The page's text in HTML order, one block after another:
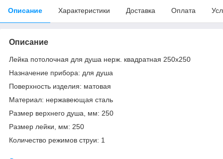
Описание Характеристики Доставка Оплата
Описание
Лейка потолочная для душа нерж. квадратная 250х250
Назначение прибора: для душа
Поверхность изделия: матовая
Материал: нержавеющая сталь
Размер верхнего душа, мм: 250
Размер лейки, мм: 250
Количество режимов струи: 1